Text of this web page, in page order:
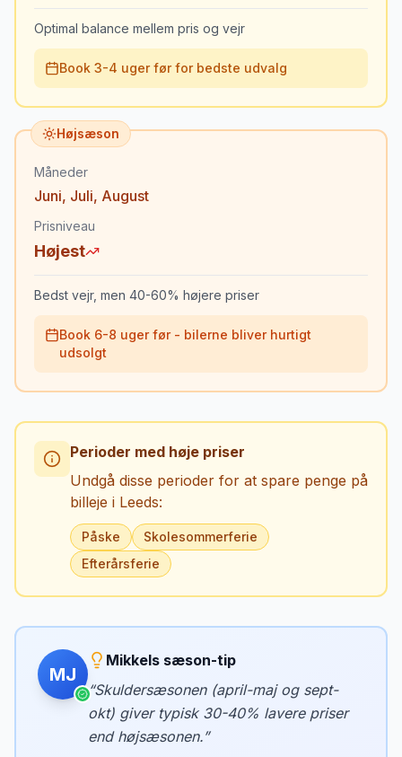
Optimal balance mellem pris og vejr
Book 3-4 uger før for bedste udvalg
Højsæson
Måneder
Juni, Juli, August
Prisniveau
Højest
Bedst vejr, men 40-60% højere priser
Book 6-8 uger før - bilerne bliver hurtigt
udsolgt
Perioder med høje priser
Undgå disse perioder for at spare penge på
billeje i Leeds:
Påske
Skolesommerferie
Efterårsferie
MJ
Mikkels sæson-tip
“Skuldersæsonen (april-maj og sept-
okt) giver typisk 30-40% lavere priser
end højsæsonen.”